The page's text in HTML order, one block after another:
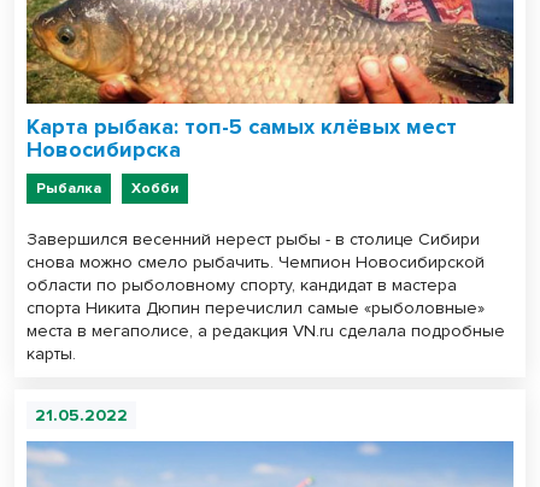
Карта рыбака: топ-5 самых клёвых мест
Новосибирска
Рыбалка Хобби
Завершился весенний нерест рыбы - в столице Сибири
снова можно смело рыбачить. Чемпион Новосибирской
области по рыболовному спорту, кандидат в мастера
спорта Никита Дюпин перечислил самые «рыболовные»
места в мегаполисе, а редакция VN.ru сделала подробные
карты.
21.05.2022